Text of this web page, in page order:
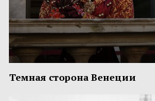
Темная сторона Венеции